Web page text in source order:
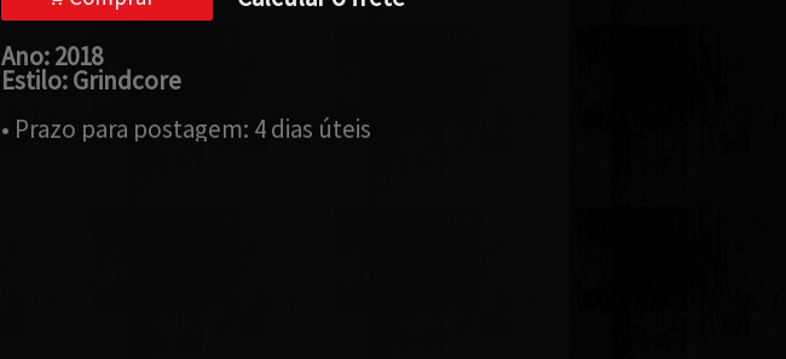
Ano: 2018
Estilo: Grindcore
• Prazo para postagem: 4 dias úteis